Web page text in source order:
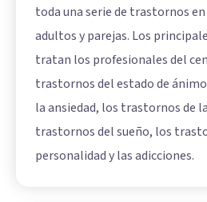
toda una serie de trastornos
adultos y parejas. Los
tratan los profesionales del
trastornos del estado de
la ansiedad, los trastornos de
trastornos del sueño, los
personalidad y las adicciones.